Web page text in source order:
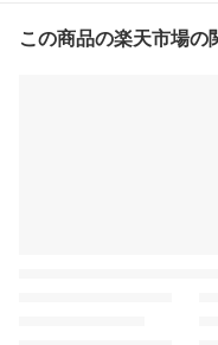
この商品の楽天市場の